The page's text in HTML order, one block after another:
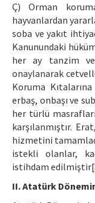
Ç) Orman
hayvanlardan
soba ve yakıt
Kanunundaki
her ay tanzim
onaylanarak
Koruma
erbaş, onbaşı ve
her türlü
karşılanmıştır.
hizmetini
istekli olanlar,
istihdam edilmiştir[
II. Atatürk